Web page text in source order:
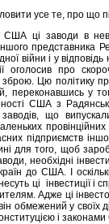
усе те, про що
США ці заводи в
представника
війни і у відповідь
оголосив про
зброю. Цю політику
переконавшись у
США з
що
підприємств
для того, щоб
необхідні
до США. І
ці інвестиції і
Адже ці
обмежений у своїх
і